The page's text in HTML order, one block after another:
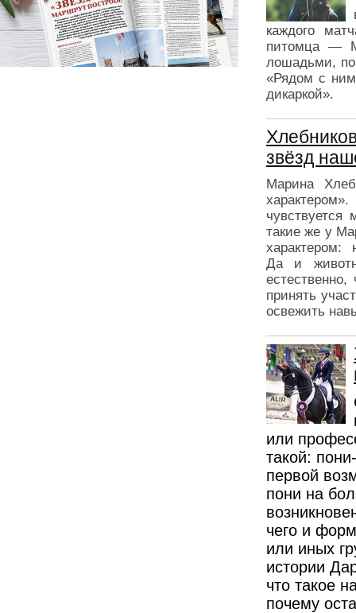
каждого
питомца —
лошадьми,
«Рядом с
дикаркой».
звёзд
Марина
такие же у
характером:
Да и
принять
освежить
или
такой:
первой
пони на
чего и
или иных
истории
что такое
почему